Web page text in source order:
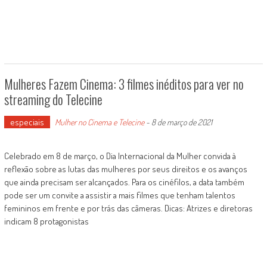
Mulheres Fazem Cinema: 3 filmes inéditos para ver no
streaming do Telecine
especiais Mulher no Cinema e Telecine- 8 de março de 2021
Celebrado em 8 de março, o Dia Internacional da Mulher convida à
reflexão sobre as lutas das mulheres por seus direitos e os avanços
que ainda precisam ser alcançados. Para os cinéfilos, a data também
pode ser um convite a assistir a mais filmes que tenham talentos
femininos em frente e por trás das câmeras. Dicas: Atrizes e diretoras
indicam 8 protagonistas